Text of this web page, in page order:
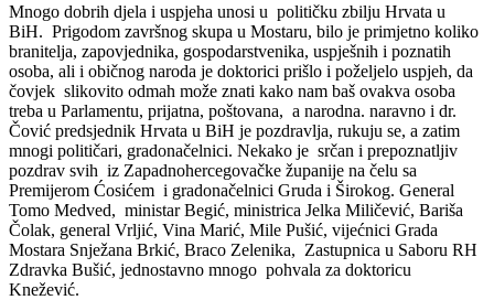
Mnogo dobrih djela i uspjeha unosi u političku zbilju Hrvata u
BiH. Prigodom završnog skupa u Mostaru, bilo je primjetno koliko
branitelja, zapovjednika, gospodarstvenika, uspješnih i poznatih
osoba, ali i običnog naroda je doktorici prišlo i poželjelo uspjeh, da
čovjek slikovito odmah može znati kako nam baš ovakva osoba
treba u Parlamentu, prijatna, poštovana, a narodna. naravno i dr.
Čović predsjednik Hrvata u BiH je pozdravlja, rukuju se, a zatim
mnogi političari, gradonačelnici. Nekako je srčan i prepoznatljiv
pozdrav svih iz Zapadnohercegovačke županije na čelu sa
Premijerom Ćosićem i gradonačelnici Gruda i Širokog. General
Tomo Medved, ministar Begić, ministrica Jelka Miličević, Bariša
Čolak, general Vrljić, Vina Marić, Mile Pušić, vijećnici Grada
Mostara Snježana Brkić, Braco Zelenika, Zastupnica u Saboru RH
Zdravka Bušić, jednostavno mnogo pohvala za doktoricu
Knežević.